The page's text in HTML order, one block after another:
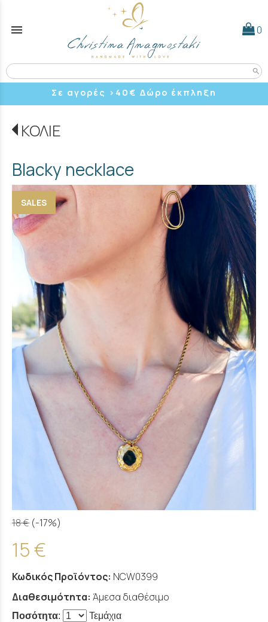
menu 0
search
Σε αγορές >40 € Δώρο έκπληξη
ΚΟΛΙΕ
Blacky necklace
SALES
18 € (-17%)
15 €
Κωδικός Προϊόντος: NCW0399
Διαθεσιμότητα: Άμεσα διαθέσιμο
Ποσότητα: Τεμάχια